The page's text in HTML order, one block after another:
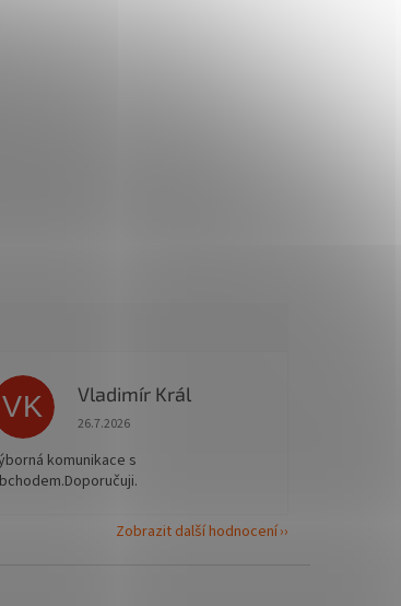
VK Vladimír Král
Hodnocení obchodu je 5 z 5 hvězdiček.
26.7.2026
komunikace s
Zobrazit další hodnocení